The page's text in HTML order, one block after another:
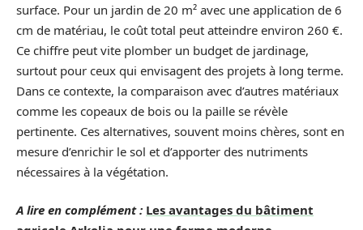
surface. Pour un jardin de 20 m² avec une application de 6
cm de matériau, le coût total peut atteindre environ 260 €.
Ce chiffre peut vite plomber un budget de jardinage,
surtout pour ceux qui envisagent des projets à long terme.
Dans ce contexte, la comparaison avec d’autres matériaux
comme les copeaux de bois ou la paille se révèle
pertinente. Ces alternatives, souvent moins chères, sont en
mesure d’enrichir le sol et d’apporter des nutriments
nécessaires à la végétation.
A lire en complément : Les avantages du bâtiment